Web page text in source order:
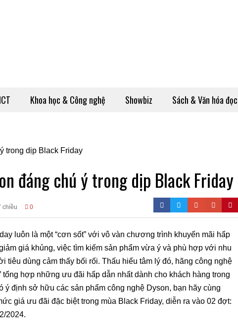
Khoa học & Công nghệ Showbiz Sách & Văn hóa đọc
đáng chú ý trong dịp Black Friday
chiều 0
luôn là một “cơn sốt” với vô vàn chương trình khuyến mãi hấp
giá khủng, việc tìm kiếm sản phẩm vừa ý và phù hợp với nhu
tiêu dùng cảm thấy bối rối. Thấu hiểu tâm lý đó, hãng công nghệ
tổng hợp những ưu đãi hấp dẫn nhất dành cho khách hàng trong
ý định sở hữu các sản phẩm công nghệ Dyson, bạn hãy cùng
giá ưu đãi đặc biệt trong mùa Black Friday, diễn ra vào 02 đợt:
2024.